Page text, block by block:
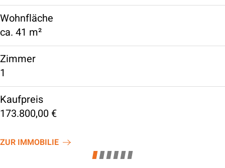
Wohnfläche
ca. 41 m²
Zimmer
1
Kaufpreis
173.800,00 €
ZUR IMMOBILIE